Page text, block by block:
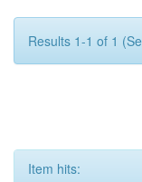
Results 1-1 of 1
Item hits: